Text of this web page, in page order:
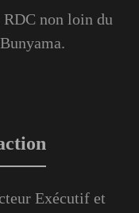
non loin du
Exécutif et